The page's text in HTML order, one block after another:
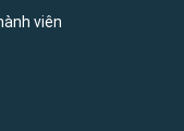
viên